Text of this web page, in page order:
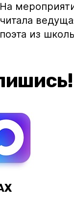
На
читала
поэта из